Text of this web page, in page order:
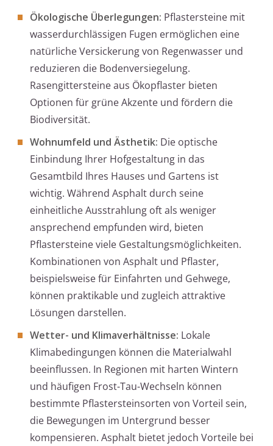
Ökologische Überlegungen: Pflastersteine mit
wasserdurchlässigen Fugen ermöglichen eine
natürliche Versickerung von Regenwasser und
reduzieren die Bodenversiegelung.
Rasengittersteine aus Ökopflaster bieten
Optionen für grüne Akzente und fördern die
Biodiversität.
Wohnumfeld und Ästhetik: Die optische
Einbindung Ihrer Hofgestaltung in das
Gesamtbild Ihres Hauses und Gartens ist
wichtig. Während Asphalt durch seine
einheitliche Ausstrahlung oft als weniger
ansprechend empfunden wird, bieten
Pflastersteine viele Gestaltungsmöglichkeiten.
Kombinationen von Asphalt und Pflaster,
beispielsweise für Einfahrten und Gehwege,
können praktikable und zugleich attraktive
Lösungen darstellen.
Wetter- und Klimaverhältnisse: Lokale
Klimabedingungen können die Materialwahl
beeinflussen. In Regionen mit harten Wintern
und häufigen Frost-Tau-Wechseln können
bestimmte Pflastersteinsorten von Vorteil sein,
die Bewegungen im Untergrund besser
kompensieren. Asphalt bietet jedoch Vorteile bei